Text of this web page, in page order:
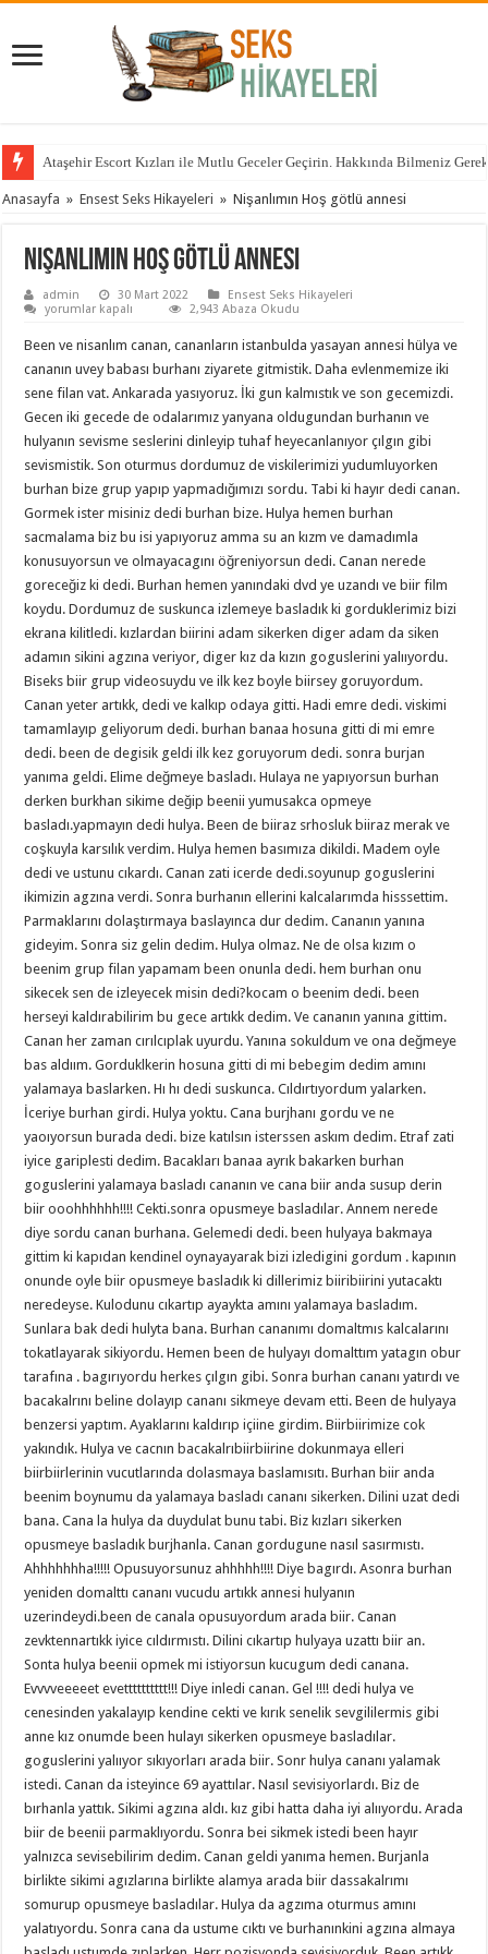
Ataşehir Escort Kızları ile Mutlu Geceler Geçirin. Hakkında Bilmeniz
Anasayfa » Ensest Seks Hikayeleri » Nişanlımın Hoş götlü annesi
Nişanlımın Hoş götlü annesi
admin 30 Mart 2022
Ensest Seks Hikayeleri
Nişanlımın
annesi
için
yorumlar kapalı 2,943 Abaza Okudu
Been ve nisanlım canan, cananların istanbulda yasayan annesi hülya ve
cananın uvey babası burhanı ziyarete gitmistik. Daha evlenmemize iki
sene filan vat. Ankarada yasıyoruz. İki gun kalmıstık ve son gecemizdi.
Gecen iki gecede de odalarımız yanyana oldugundan burhanın ve
hulyanın sevisme seslerini dinleyip tuhaf heyecanlanıyor çılgın gibi
sevismistik. Son oturmus dordumuz de viskilerimizi yudumluyorken
burhan bize grup yapıp yapmadığımızı sordu. Tabi ki hayır dedi canan.
Gormek ister misiniz dedi burhan bize. Hulya hemen burhan
sacmalama biz bu isi yapıyoruz amma su an kızm ve damadımla
konusuyorsun ve olmayacagını öğreniyorsun dedi. Canan nerede
goreceğiz ki dedi. Burhan hemen yanındaki dvd ye uzandı ve biir film
koydu. Dordumuz de suskunca izlemeye basladık ki gorduklerimiz bizi
ekrana kilitledi. kızlardan biirini adam sikerken diger adam da siken
adamın sikini agzına veriyor, diger kız da kızın goguslerini yalııyordu.
Biseks biir grup videosuydu ve ilk kez boyle biirsey goruyordum.
Canan yeter artıkk, dedi ve kalkıp odaya gitti. Hadi emre dedi. viskimi
tamamlayıp geliyorum dedi. burhan banaa hosuna gitti di mi emre
dedi. been de degisik geldi ilk kez goruyorum dedi. sonra burjan
yanıma geldi. Elime değmeye basladı. Hulaya ne yapıyorsun burhan
derken burkhan sikime değip beenii yumusakca opmeye
basladı.yapmayın dedi hulya. Been de biiraz srhosluk biiraz merak ve
coşkuyla karsılık verdim. Hulya hemen basımıza dikildi. Madem oyle
dedi ve ustunu cıkardı. Canan zati icerde dedi.soyunup goguslerini
ikimizin agzına verdi. Sonra burhanın ellerini kalcalarımda hisssettim.
Parmaklarını dolaştırmaya baslayınca dur dedim. Cananın yanına
gideyim. Sonra siz gelin dedim. Hulya olmaz. Ne de olsa kızım o
beenim grup filan yapamam been onunla dedi. hem burhan onu
sikecek sen de izleyecek misin dedi?kocam o beenim dedi. been
herseyi kaldırabilirim bu gece artıkk dedim. Ve cananın yanına gittim.
Canan her zaman cırılcıplak uyurdu. Yanına sokuldum ve ona değmeye
bas aldıım. Gorduklkerin hosuna gitti di mi bebegim dedim amını
yalamaya baslarken. Hı hı dedi suskunca. Cıldırtıyordum yalarken.
İceriye burhan girdi. Hulya yoktu. Cana burjhanı gordu ve ne
yaoıyorsun burada dedi. bize katılsın isterssen askım dedim. Etraf zati
iyice gariplesti dedim. Bacakları banaa ayrık bakarken burhan
goguslerini yalamaya basladı cananın ve cana biir anda susup derin
biir ooohhhhhh!!!! Cekti.sonra opusmeye basladılar. Annem nerede
diye sordu canan burhana. Gelemedi dedi. been hulyaya bakmaya
gittim ki kapıdan kendinel oynayayarak bizi izledigini gordum . kapının
onunde oyle biir opusmeye basladık ki dillerimiz biiribiirini yutacaktı
neredeyse. Kulodunu cıkartıp ayaykta amını yalamaya basladım.
Sunlara bak dedi hulyta bana. Burhan cananımı domaltmıs kalcalarını
tokatlayarak sikiyordu. Hemen been de hulyayı domalttım yatagın obur
tarafına . bagırıyordu herkes çılgın gibi. Sonra burhan cananı yatırdı ve
bacakalrını beline dolayıp cananı sikmeye devam etti. Been de hulyaya
benzersi yaptım. Ayaklarını kaldırıp içiine girdim. Biirbiirimize cok
yakındık. Hulya ve cacnın bacakalrıbiirbiirine dokunmaya elleri
biirbiirlerinin vucutlarında dolasmaya baslamısıtı. Burhan biir anda
beenim boynumu da yalamaya basladı cananı sikerken. Dilini uzat dedi
bana. Cana la hulya da duydulat bunu tabi. Biz kızları sikerken
opusmeye basladık burjhanla. Canan gordugune nasıl sasırmıstı.
Ahhhhhhha!!!!! Opusuyorsunuz ahhhhh!!!! Diye bagırdı. Asonra burhan
yeniden domalttı cananı vucudu artıkk annesi hulyanın
uzerindeydi.been de canala opusuyordum arada biir. Canan
zevktennartıkk iyice cıldırmıstı. Dilini cıkartıp hulyaya uzattı biir an.
Sonta hulya beenii opmek mi istiyorsun kucugum dedi canana.
Evvvveeeeet evetttttttttt!!! Diye inledi canan. Gel !!!! dedi hulya ve
cenesinden yakalayıp kendine cekti ve kırık senelik sevgililermis gibi
anne kız onumde been hulayı sikerken opusmeye basladılar.
goguslerini yalııyor sıkıyorları arada biir. Sonr hulya cananı yalamak
istedi. Canan da isteyince 69 ayattılar. Nasıl sevisiyorlardı. Biz de
bırhanla yattık. Sikimi agzına aldı. kız gibi hatta daha iyi alııyordu. Arada
biir de beenii parmaklıyordu. Sonra bei sikmek istedi been hayır
yalnızca sevisebilirim dedim. Canan geldi yanıma hemen. Burjanla
birlikte sikimi agızlarına birlikte alamya arada biir dassakalrımı
somurup opusmeye basladılar. Hulya da agzıma oturmus amını
yalatıyordu. Sonra cana da ustume cıktı ve burhanınkini agzına almaya